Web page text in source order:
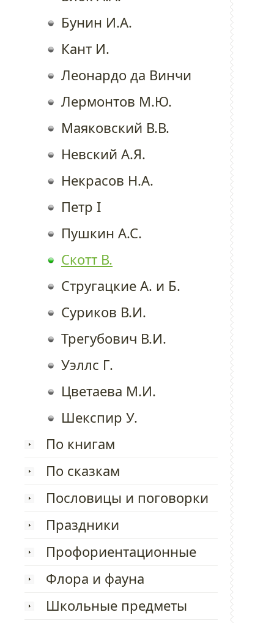
Бунин И.А.
Кант И.
Леонардо да Винчи
Лермонтов М.Ю.
Маяковский В.В.
Невский А.Я.
Некрасов Н.А.
Петр I
Пушкин А.С.
Скотт В.
Стругацкие А. и Б.
Суриков В.И.
Трегубович В.И.
Уэллс Г.
Цветаева М.И.
Шекспир У.
По книгам
По сказкам
Пословицы и поговорки
Праздники
Профориентационные
Флора и фауна
Школьные предметы